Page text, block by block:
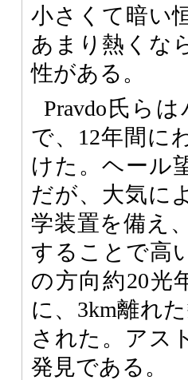
小さくて暗い
あまり熱くな
性がある。
Pravdo氏ら
で、12年間に
けた。ヘール
だが、大気に
学装置を備え
することで高
の方向約20光
に、3km離れ
された。アス
発見である。